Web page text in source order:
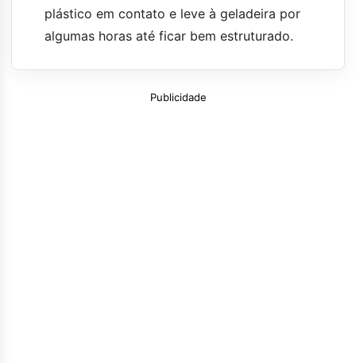
plástico em contato e leve à geladeira por
algumas horas até ficar bem estruturado.
Publicidade